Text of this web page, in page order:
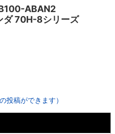
ABAN2
ダ 70H-8シリーズ
投稿ができます）